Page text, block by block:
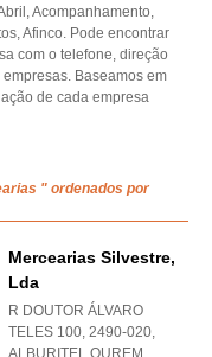
Acompanhamento,
Afinco. Pode encontrar
com o telefone, direção
Baseamos em
de cada empresa
" ordenados por
Mercearias Silvestre,
Lda
R DOUTOR ÁLVARO
TELES 100, 2490-020,
ALBURITEL OUREM ,